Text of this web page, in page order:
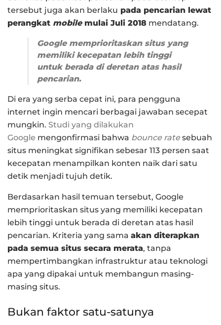
tersebut juga akan berlaku pada pencarian lewat
perangkat mobilemulai Juli 2018 mendatang.
Google memprioritaskan situs yang
memiliki kecepatan lebih tinggi
untuk berada di deretan atas hasil
pencarian.
Di era yang serba cepat ini, para pengguna
internet ingin mencari berbagai jawaban secepat
mungkin. Studi yang dilakukan
Google mengonfirmasi bahwa bounce ratesebuah
situs meningkat signifikan sebesar 113 persen saat
kecepatan menampilkan konten naik dari satu
detik menjadi tujuh detik.
Berdasarkan hasil temuan tersebut, Google
memprioritaskan situs yang memiliki kecepatan
lebih tinggi untuk berada di deretan atas hasil
pencarian. Kriteria yang sama akan diterapkan
pada semua situs secara merata, tanpa
mempertimbangkan infrastruktur atau teknologi
apa yang dipakai untuk membangun masing-
masing situs.
Bukan faktor satu-satunya